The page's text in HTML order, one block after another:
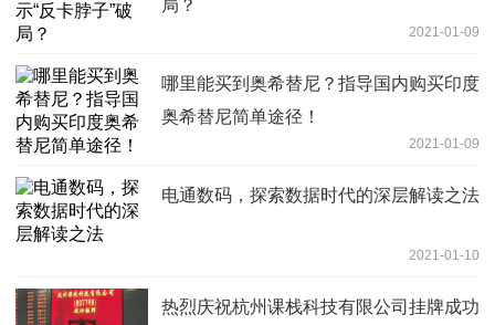
局？
2021-01-09
哪里能买到奥希替尼？指导国内购买印度
奥希替尼简单途径！
2021-01-09
电通数码，探索数据时代的深层解读之法
2021-01-10
热烈庆祝杭州课栈科技有限公司挂牌成功